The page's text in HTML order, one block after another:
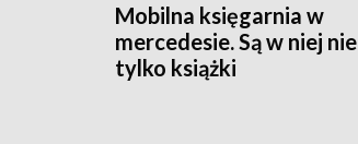
Mobilna księgarnia w
mercedesie. Są w niej nie
tylko książki